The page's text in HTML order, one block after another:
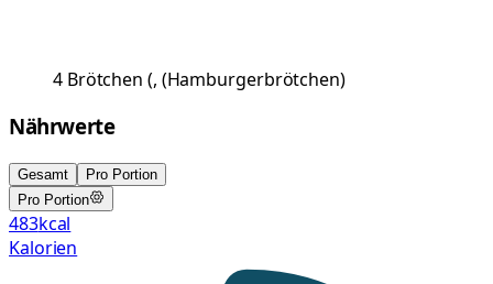
4 Brötchen (, (Hamburgerbrötchen)
Nährwerte
Gesamt
Pro Portion
Pro Portion
483kcal
Kalorien